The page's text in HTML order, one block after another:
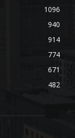
1096
940
914
774
671
482